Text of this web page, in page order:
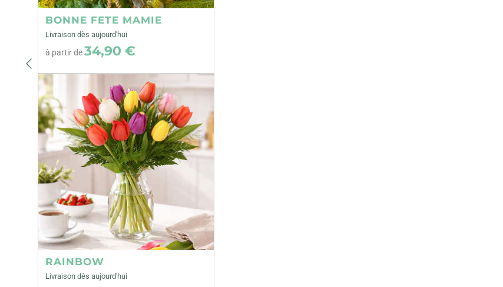
BONNE FETE MAMIE
Livraison dès aujourd'hui
à partir de34,90 €
RAINBOW
Livraison dès aujourd'hui
Précédent